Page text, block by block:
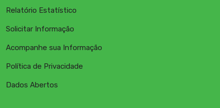
Relatório Estatístico
Solicitar Informação
Acompanhe sua Informação
Política de Privacidade
Dados Abertos